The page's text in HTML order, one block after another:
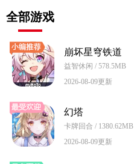
全部游戏
崩坏星穹铁道
益智休闲 / 578.5MB
2026-08-09更新
幻塔
卡牌回合 / 1380.62MB
2026-08-09更新